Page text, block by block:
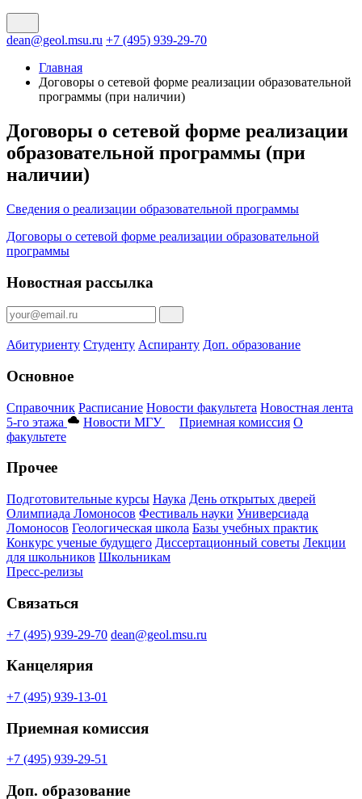
dean@geol.msu.ru +7 (495) 939-29-70
Главная
Договоры о сетевой форме реализации образовательной
программы (при наличии)
Договоры о сетевой форме реализации
образовательной программы (при
наличии)
Сведения о реализации образовательной программы
Договоры о сетевой форме реализации образовательной
программы
Новостная рассылка
Абитуриенту Студенту Аспиранту Доп. образование
Основное
Справочник Расписание Новости факультета Новостная лента
5-го этажа
Новости МГУ Приемная комиссия О
факультете
Прочее
Подготовительные курсы Наука День открытых дверей
Олимпиада Ломоносов Фестиваль науки Универсиада
Ломоносов Геологическая школа Базы учебных практик
Конкурс ученые будущего Диссертационный советы Лекции
для школьников Школьникам
Пресс-релизы
Связаться
+7 (495) 939-29-70 dean@geol.msu.ru
Канцелярия
+7 (495) 939-13-01
Приемная комиссия
+7 (495) 939-29-51
Доп. образование